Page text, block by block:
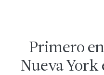
Primero
Nueva